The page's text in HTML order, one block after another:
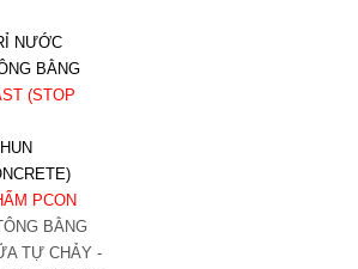
NƯỚC
BẰNG
(STOP
PCON
BẰNG
TỰ CHẢY -